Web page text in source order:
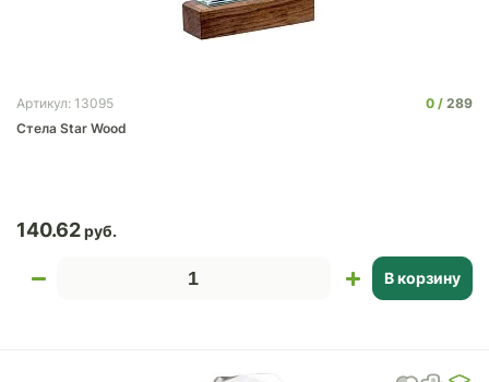
Артикул: 13095 0
289
Стела Star Wood
140.62
В корзину